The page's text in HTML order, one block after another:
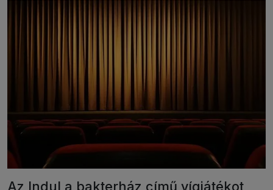
Az Indul a bakterház című vígjátékot